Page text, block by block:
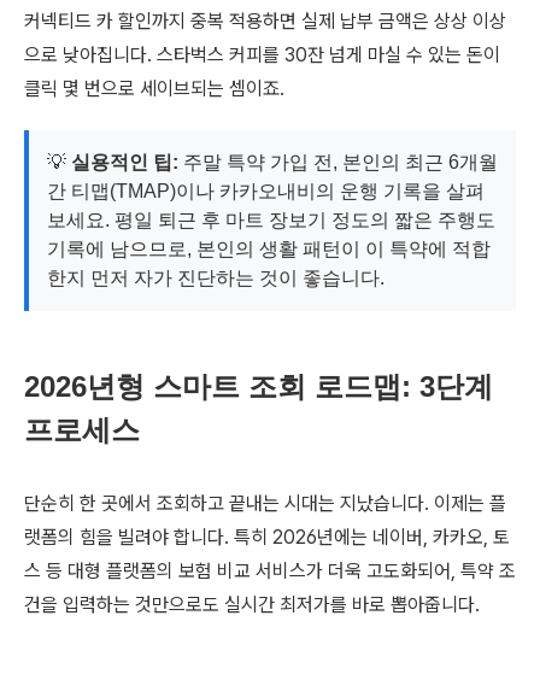
커넥티드 카 할인까지 중복 적용하면 실제 납부 금액은 상상 이상
으로 낮아집니다. 스타벅스 커피를 30잔 넘게 마실 수 있는 돈이
클릭 몇 번으로 세이브되는 셈이죠.
💡 실용적인 팁: 주말 특약 가입 전, 본인의 최근 6개월
간 티맵(TMAP)이나 카카오내비의 운행 기록을 살펴
보세요. 평일 퇴근 후 마트 장보기 정도의 짧은 주행도
기록에 남으므로, 본인의 생활 패턴이 이 특약에 적합
한지 먼저 자가 진단하는 것이 좋습니다.
2026년형 스마트 조회 로드맵: 3단계
프로세스
단순히 한 곳에서 조회하고 끝내는 시대는 지났습니다. 이제는 플
랫폼의 힘을 빌려야 합니다. 특히 2026년에는 네이버, 카카오, 토
스 등 대형 플랫폼의 보험 비교 서비스가 더욱 고도화되어, 특약 조
건을 입력하는 것만으로도 실시간 최저가를 바로 뽑아줍니다.